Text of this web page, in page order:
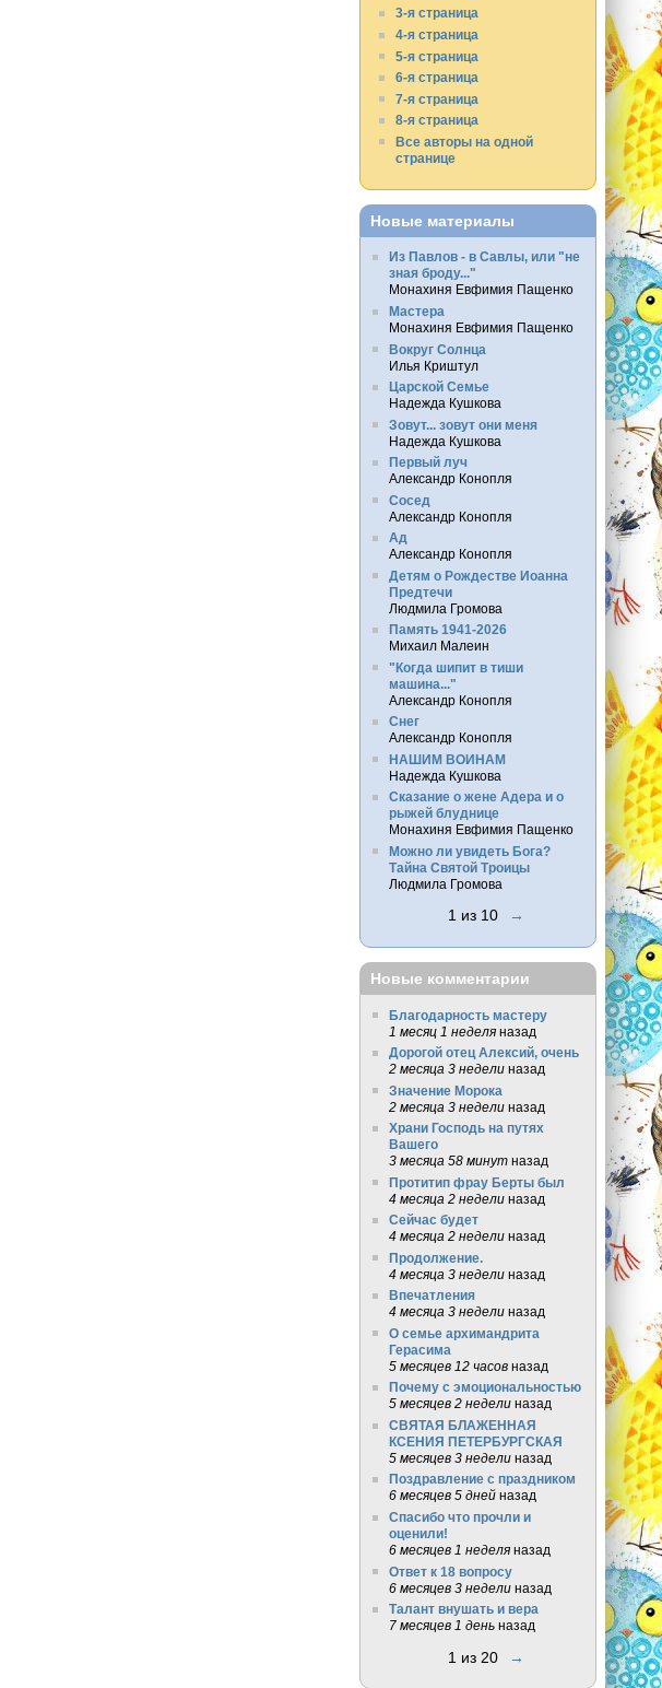
3-я страница
4-я страница
5-я страница
6-я страница
7-я страница
8-я страница
Все авторы на одной
странице
Новые материалы
Из Павлов - в Савлы, или "не
зная броду..."
Монахиня Евфимия Пащенко
Мастера
Монахиня Евфимия Пащенко
Вокруг Солнца
Илья Криштул
Царской Семье
Надежда Кушкова
Зовут... зовут они меня
Надежда Кушкова
Первый луч
Александр Конопля
Сосед
Александр Конопля
Ад
Александр Конопля
Детям о Рождестве Иоанна
Предтечи
Людмила Громова
Память 1941-2026
Михаил Малеин
"Когда шипит в тиши
машина..."
Александр Конопля
Снег
Александр Конопля
НАШИМ ВОИНАМ
Надежда Кушкова
Сказание о жене Адера и о
рыжей блуднице
Монахиня Евфимия Пащенко
Можно ли увидеть Бога?
Тайна Святой Троицы
Людмила Громова
1 из 10 →
Новые комментарии
Благодарность мастеру
1 месяц 1 неделяназад
Дорогой отец Алексий, очень
2 месяца 3 неделиназад
Значение Морока
2 месяца 3 неделиназад
Храни Господь на путях
Вашего
3 месяца 58 минутназад
Протитип фрау Берты был
4 месяца 2 неделиназад
Сейчас будет
4 месяца 2 неделиназад
Продолжение.
4 месяца 3 неделиназад
Впечатления
4 месяца 3 неделиназад
О семье архимандрита
Герасима
5 месяцев 12 часовназад
Почему с эмоциональностью
5 месяцев 2 неделиназад
СВЯТАЯ БЛАЖЕННАЯ
КСЕНИЯ ПЕТЕРБУРГСКАЯ
5 месяцев 3 неделиназад
Поздравление с праздником
6 месяцев 5 днейназад
Спасибо что прочли и
оценили!
6 месяцев 1 неделяназад
Ответ к 18 вопросу
6 месяцев 3 неделиназад
Талант внушать и вера
7 месяцев 1 деньназад
1 из 20 →